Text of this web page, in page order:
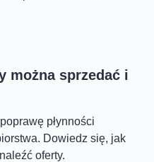
można sprzedać i
płynności
Dowiedz się, jak
oferty.